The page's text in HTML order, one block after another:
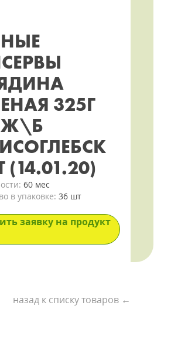
325Г
Ж\Б
(14.01.20)
60 мес
в упаковке: 36 шт
заявку на продукт
назад к списку товаров ←